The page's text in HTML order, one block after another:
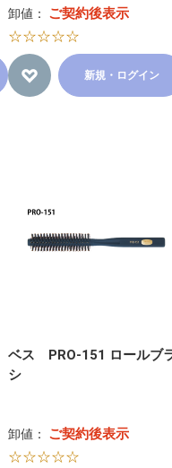
卸値： ご契約後表示
☆☆☆☆☆
新規・ログイン
ベス PRO-151 ロールブ
シ
卸値： ご契約後表示
☆☆☆☆☆